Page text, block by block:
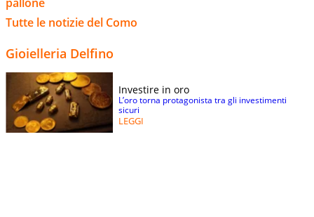
Tutte le notizie del Como
Gioielleria Delfino
Investire in oro
L’oro torna protagonista tra gli investimenti
sicuri
LEGGI